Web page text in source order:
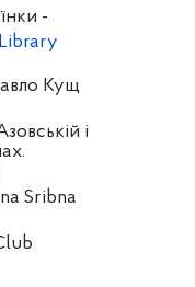
-
Кущ
і
Sribna